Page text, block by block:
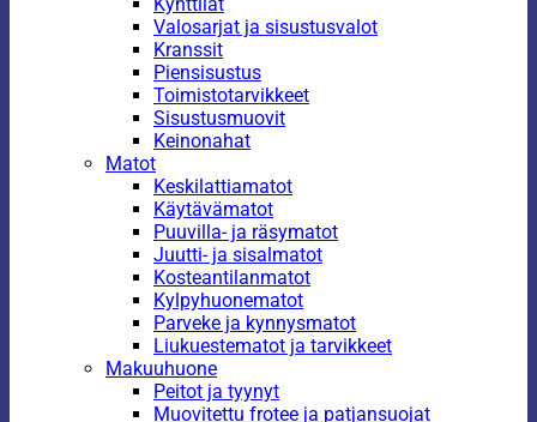
Valosarjat ja sisustusvalot
Kranssit
Piensisustus
Toimistotarvikkeet
Sisustusmuovit
Keinonahat
Matot
Keskilattiamatot
Käytävämatot
Puuvilla- ja räsymatot
Juutti- ja sisalmatot
Kosteantilanmatot
Kylpyhuonematot
Parveke ja kynnysmatot
Liukuestematot ja tarvikkeet
Makuuhuone
Peitot ja tyynyt
Muovitettu frotee ja patjansuojat